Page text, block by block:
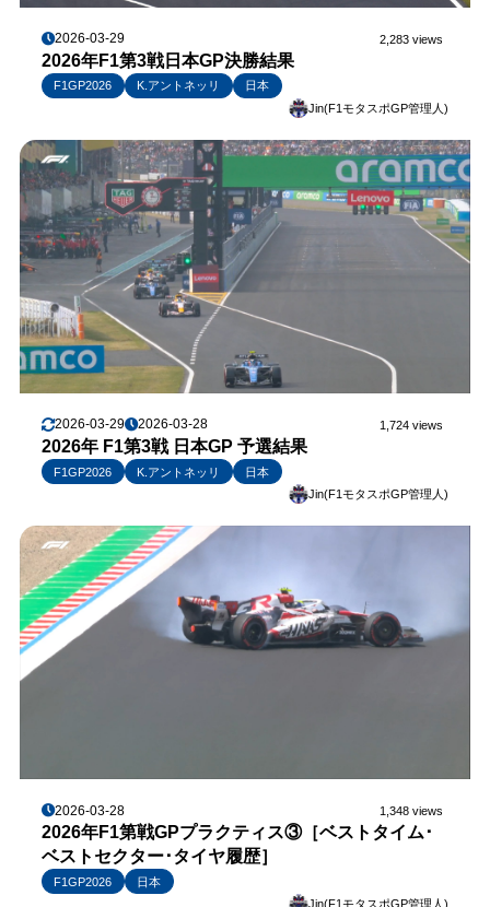
2026-03-29 2,283 views
2026年F1第3戦日本GP決勝結果
F1GP2026 K.アントネッリ
日本
Jin(F1モタスポGP管理人)
2026-03-29 2026-03-28 1,724 views
2026年 F1第3戦 日本GP 予選結果
F1GP2026 K.アントネッリ
日本
Jin(F1モタスポGP管理人)
2026-03-28 1,348 views
2026年F1第戦GPプラクティス③［ベストタイム･
ベストセクター･タイヤ履歴］
F1GP2026
日本
Jin(F1モタスポGP管理人)